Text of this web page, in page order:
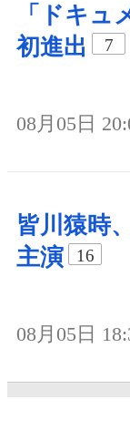
「ドキュ
初進出
7
08月05日
皆川猿時
主演
16
08月05日